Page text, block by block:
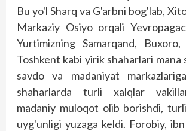
Bu yo'l Sharq va G'arbni bog'lab,
Markaziy Osiyo orqali
Yurtimizning Samarqand,
Toshkent kabi yirik shaharlari mana
savdo va madaniyat
shaharlarda turli xalqlar
madaniy muloqot olib borishdi,
uyg'unligi yuzaga keldi. Forobiy,